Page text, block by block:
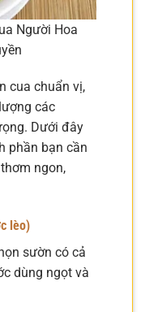
Người Hoa
cua chuẩn vị,
các
Dưới đây
phần bạn cần
ngon,
lèo)
sườn có cả
dùng ngọt và